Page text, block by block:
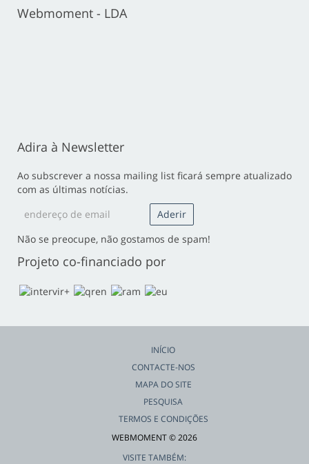
Webmoment - LDA
Adira à Newsletter
Ao subscrever a nossa mailing list ficará sempre atualizado
com as últimas notícias.
Não se preocupe, não gostamos de spam!
Projeto co-financiado por
INÍCIO
CONTACTE-NOS
MAPA DO SITE
PESQUISA
TERMOS E CONDIÇÕES
WEBMOMENT © 2026
VISITE TAMBÉM: